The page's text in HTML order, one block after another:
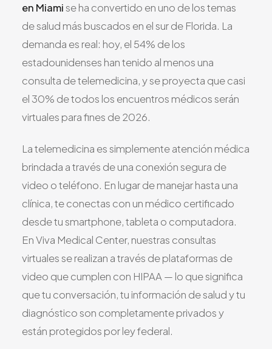
en Miamise ha convertido en uno de los temas
de salud más buscados en el sur de Florida. La
demanda es real: hoy, el 54% de los
estadounidenses han tenido al menos una
consulta de telemedicina, y se proyecta que casi
el 30% de todos los encuentros médicos serán
virtuales para fines de 2026.
La telemedicina es simplemente atención médica
brindada a través de una conexión segura de
video o teléfono. En lugar de manejar hasta una
clínica, te conectas con un médico certificado
desde tu smartphone, tableta o computadora.
En Viva Medical Center, nuestras consultas
virtuales se realizan a través de plataformas de
video que cumplen con HIPAA — lo que significa
que tu conversación, tu información de salud y tu
diagnóstico son completamente privados y
están protegidos por ley federal.